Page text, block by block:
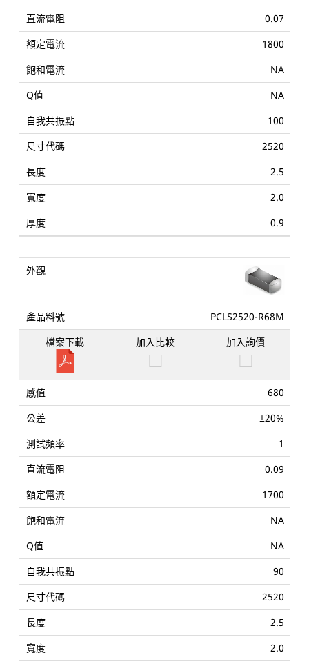
0.07
1800
NA
NA
100
2520
2.5
2.0
0.9
PCLS2520-R68M
680
±20%
1
0.09
1700
NA
NA
90
2520
2.5
2.0